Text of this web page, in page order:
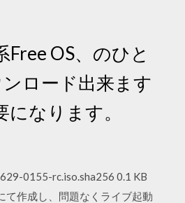
OS、のひと
ロード出来ます
なります。
0155-rc.iso.sha256 0.1 KB
作成し、問題なくライブ起動